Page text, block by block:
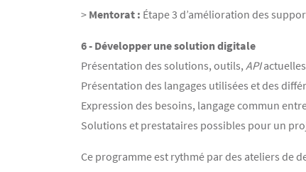
> Mentorat : Étape 3 d’amélioration des
6 - Développer une solution digitale
Présentation des solutions, outils, APIactuelles
Présentation des langages utilisées et des
Expression des besoins, langage commun
Solutions et prestataires possibles pour un
Ce programme est rythmé par des ateliers de